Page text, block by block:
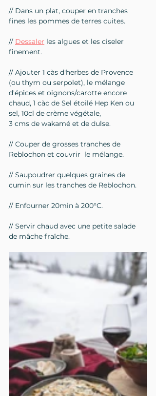
// Dans un plat, couper en tranches
fines les pommes de terres cuites.
// Dessaler les algues et les ciseler
finement.
// Ajouter 1 càs d'herbes de Provence
(ou thym ou serpolet), le mélange
d'épices et oignons/carotte encore
chaud, 1 càc de Sel étoilé Hep Ken ou
sel, 10cl de crème végétale,
3 cms de wakamé et de dulse.
// Couper de grosses tranches de
Reblochon et couvrir  le mélange.
// Saupoudrer quelques graines de
cumin sur les tranches de Reblochon.
// Enfourner 20min à 200°C.
// Servir chaud avec une petite salade
de mâche fraîche.